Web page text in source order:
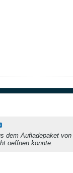
dem Aufladepaket
oeffnen konnte.